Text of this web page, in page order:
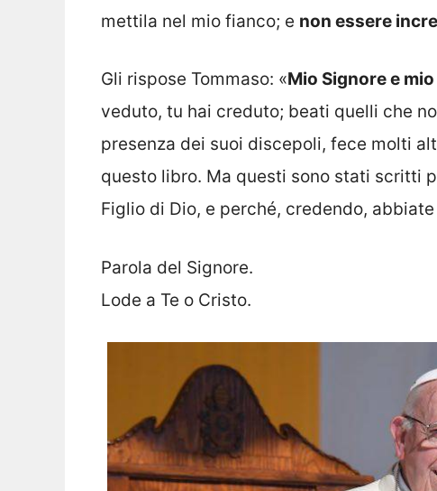
mettila nel mio fianco; e non essere
Gli rispose Tommaso: «Mio Signore e
veduto, tu hai creduto; beati quelli che
presenza dei suoi discepoli, fece molti
questo libro. Ma questi sono stati scritti
Figlio di Dio, e perché, credendo,
Parola del Signore.
Lode a Te o Cristo.